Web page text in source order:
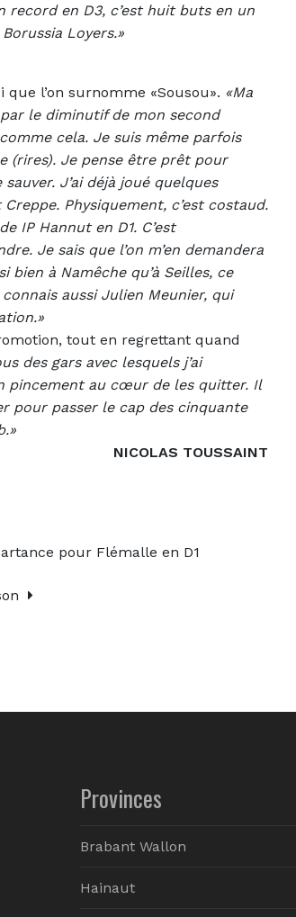
record en D3, c’est huit buts en un
Loyers.»
l’on surnomme «Sousou». «Ma
le diminutif de mon second
cela. Je suis même parfois
(rires). Je pense être prêt pour
J’ai déjà joué quelques
Physiquement, c’est costaud.
IP Hannut en D1. C’est
Je sais que l’on m’en demandera
bien à Namêche qu’à Seilles, ce
aussi Julien Meunier, qui
tout en regrettant quand
des gars avec lesquels j’ai
pincement au cœur de les quitter. Il
pour passer le cap des cinquante
NICOLAS TOUSSAINT
pour Flémalle en D1
Provinces
Brabant Wallon
Hainaut